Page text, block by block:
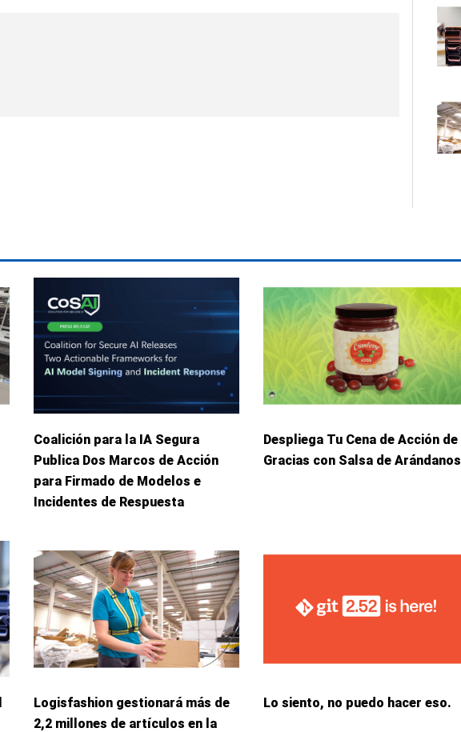
Coalición para la IA Segura
Publica Dos Marcos de Acción
para Firmado de Modelos e
Incidentes de Respuesta
Despliega Tu Cena de Acción de
Gracias con Salsa de Arándanos
Logisfashion gestionará más de
2,2 millones de artículos en la
Lo siento, no puedo hacer eso.